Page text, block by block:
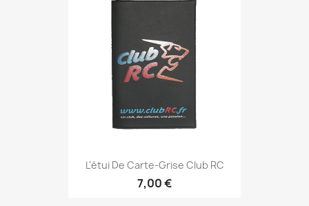
L'étui De Carte-Grise Club RC
7,00 €